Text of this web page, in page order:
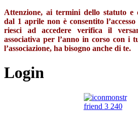
Attenzione, ai termini dello statuto e
dal 1 aprile non è consentito
riesci ad accedere verifica il
associativa per l’anno in corso con i
l’associazione, ha bisogno anche di te.
Login